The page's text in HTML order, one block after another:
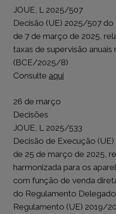
JOUE, L 2025/507
Decisão (UE) 2025/507
de 7 de março de 2025,
taxas de supervisão anuais
(BCE/2025/8)
Consulte aqui
26 de março
Decisões
JOUE, L 2025/533
Decisão de Execução
de 25 de março de 2025,
harmonizada para os
com função de venda
do Regulamento
Regulamento (UE) 2019/